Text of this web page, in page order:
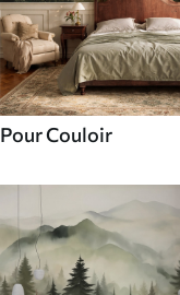
Pour Couloir